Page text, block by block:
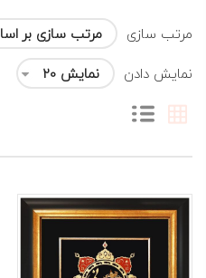
مرتب سازی
نمایش دادن